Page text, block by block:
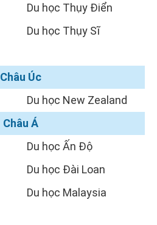
Du học Thụy Điển
Du học Thụy Sĩ
Châu Úc
Du học New Zealand
Châu Á
Du học Ấn Độ
Du học Đài Loan
Du học Malaysia